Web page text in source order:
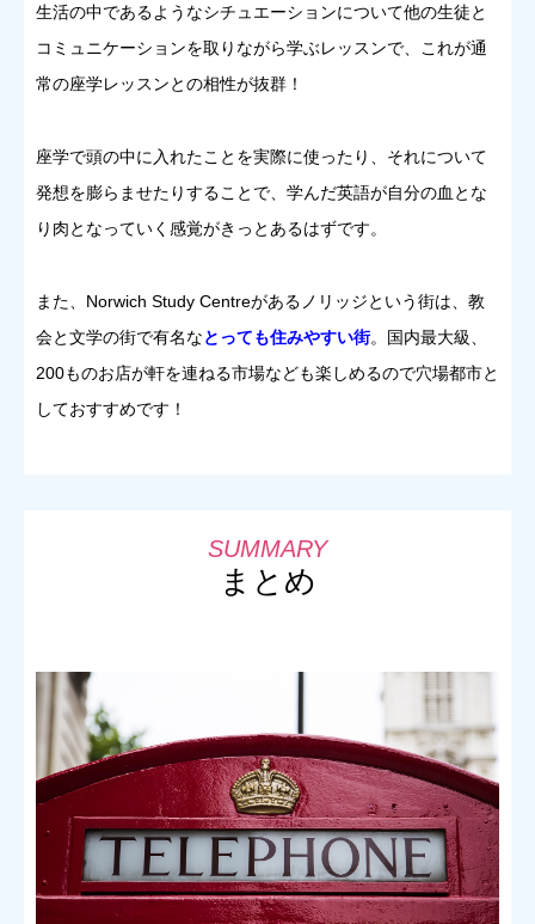
生活の中であるようなシチュエーションについて他の生徒と
コミュニケーションを取りながら学ぶレッスンで、これが通
常の座学レッスンとの相性が抜群！
座学で頭の中に入れたことを実際に使ったり、それについて
発想を膨らませたりすることで、学んだ英語が自分の血とな
り肉となっていく感覚がきっとあるはずです。
また、Norwich Study Centreがあるノリッジという街は、教
会と文学の街で有名なとっても住みやすい街。国内最大級、
200ものお店が軒を連ねる市場なども楽しめるので穴場都市と
しておすすめです！
まとめ